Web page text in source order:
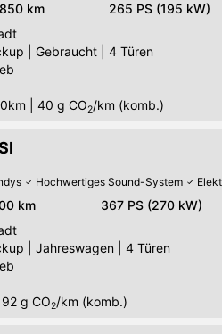
km 265 PS (195 kW)
Gebraucht
4 Türen
40 g CO2/km (komb.)
Hochwertiges Sound-System
km 367 PS (270 kW)
Jahreswagen
4 Türen
g CO2/km (komb.)